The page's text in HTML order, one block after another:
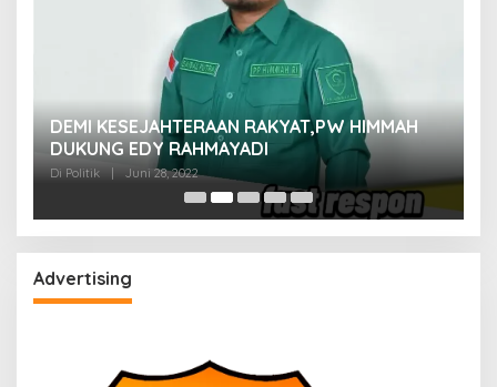
DEMI KESEJAHTERAAN RAKYAT,PW HIMMAH
DUKUNG EDY RAHMAYADI
Di Politik Juni 28, 2022
Advertising